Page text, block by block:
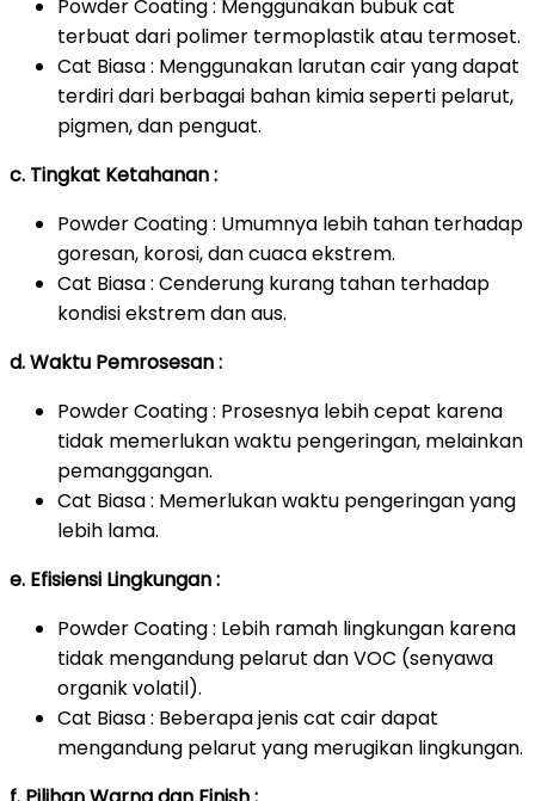
Powder Coating : Menggunakan bubuk cat
terbuat dari polimer termoplastik atau termoset.
Cat Biasa : Menggunakan larutan cair yang dapat
terdiri dari berbagai bahan kimia seperti pelarut,
pigmen, dan penguat.
c. Tingkat Ketahanan :
Powder Coating : Umumnya lebih tahan terhadap
goresan, korosi, dan cuaca ekstrem.
Cat Biasa : Cenderung kurang tahan terhadap
kondisi ekstrem dan aus.
d. Waktu Pemrosesan :
Powder Coating : Prosesnya lebih cepat karena
tidak memerlukan waktu pengeringan, melainkan
pemanggangan.
Cat Biasa : Memerlukan waktu pengeringan yang
lebih lama.
e. Efisiensi Lingkungan :
Powder Coating : Lebih ramah lingkungan karena
tidak mengandung pelarut dan VOC (senyawa
organik volatil).
Cat Biasa : Beberapa jenis cat cair dapat
mengandung pelarut yang merugikan lingkungan.